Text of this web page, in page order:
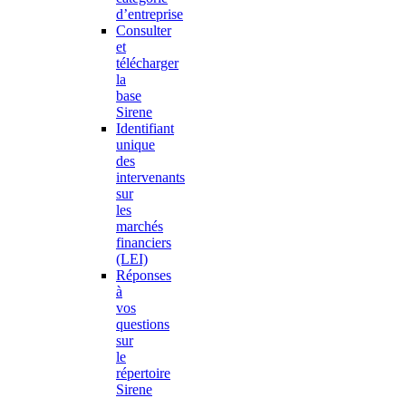
d’entreprise
Consulter
et
télécharger
la
base
Sirene
Identifiant
unique
des
intervenants
sur
les
marchés
financiers
(LEI)
Réponses
à
vos
questions
sur
le
répertoire
Sirene